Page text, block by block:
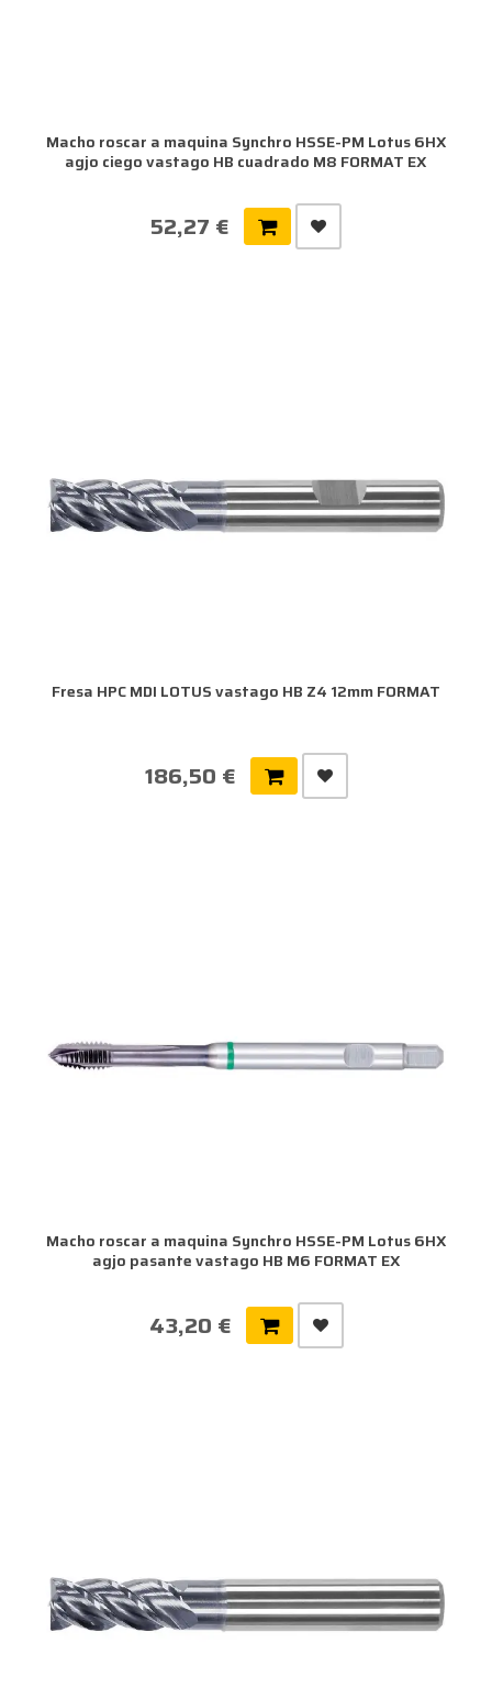
Macho roscar a maquina Synchro HSSE-PM Lotus 6HX
agjo ciego vastago HB cuadrado M8 FORMAT EX
52,27 €
Fresa HPC MDI LOTUS vastago HB Z4 12mm FORMAT
186,50 €
Macho roscar a maquina Synchro HSSE-PM Lotus 6HX
agjo pasante vastago HB M6 FORMAT EX
43,20 €